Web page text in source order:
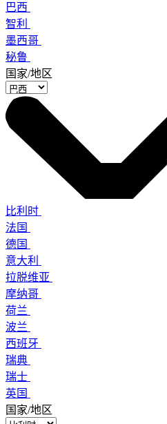
巴西
智利
墨西哥
秘鲁
国家/地区
比利时
法国
德国
意大利
拉脱维亚
摩纳哥
荷兰
波兰
西班牙
瑞典
瑞士
英国
国家/地区